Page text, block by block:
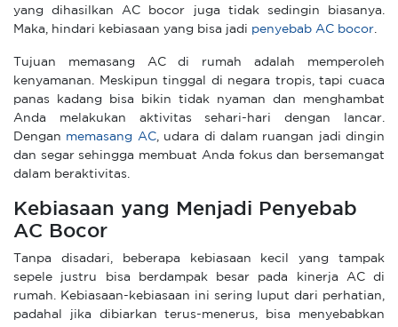
yang dihasilkan AC bocor juga tidak sedingin biasanya.
Maka, hindari kebiasaan yang bisa jadi penyebab AC bocor
Tujuan memasang AC di rumah adalah memperoleh
kenyamanan. Meskipun tinggal di negara tropis, tapi cuaca
panas kadang bisa bikin tidak nyaman dan menghambat
Anda melakukan aktivitas sehari-hari dengan lancar.
Dengan memasang AC, udara di dalam ruangan jadi dingin
dan segar sehingga membuat Anda fokus dan bersemangat
dalam beraktivitas.
Kebiasaan yang Menjadi Penyebab
AC Bocor
Tanpa disadari, beberapa kebiasaan kecil yang tampak
sepele justru bisa berdampak besar pada kinerja AC di
rumah. Kebiasaan-kebiasaan ini sering luput dari perhatian,
padahal jika dibiarkan terus-menerus, bisa menyebabkan